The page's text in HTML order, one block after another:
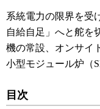
系統電力の限界を受
自給自足」へと舵を
機の常設、オンサイ
小型モジュール炉（
目次